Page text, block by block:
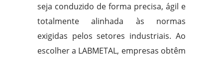
seja conduzido de forma precisa, ágil e
totalmente alinhada às normas
exigidas pelos setores industriais. Ao
escolher a LABMETAL, empresas obtêm